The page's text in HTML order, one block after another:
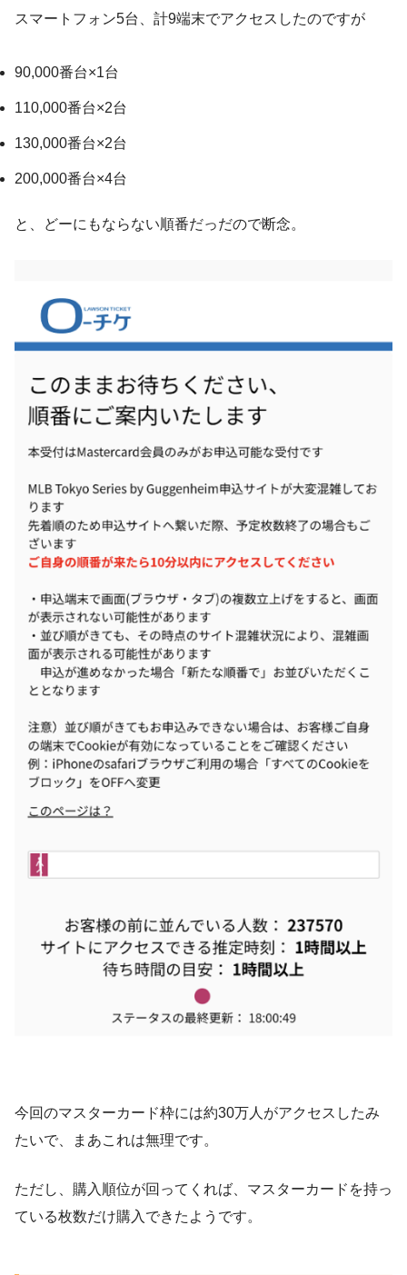
スマートフォン5台、計9端末でアクセスしたのですが
90,000番台×1台
110,000番台×2台
130,000番台×2台
200,000番台×4台
と、どーにもならない順番だっだので断念。
今回のマスターカード枠には約30万人がアクセスしたみ
たいで、まあこれは無理です。
ただし、購入順位が回ってくれば、マスターカードを持っ
ている枚数だけ購入できたようです。